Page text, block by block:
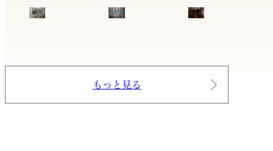
家
家
家
もっと見る